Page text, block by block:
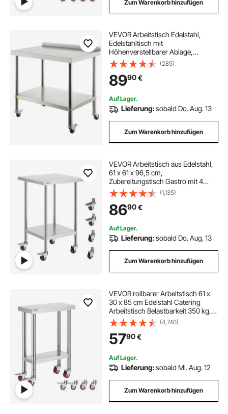
Zum Warenkorb hinzufügen
VEVOR Arbeitstisch Edelstahl,
Edelstahltisch mit
Höhenverstellbarer Ablage,
Küchentisch mit 4 Universalräder
und Aufkantung 91,4 x 61 x 89 cm,
Zubereitungstisch Max. 150 kg + 50
kg Edelstahltisch
(285)
8990€
Auf Lager.
Lieferung:sobald Do. Aug. 13
Zum Warenkorb hinzufügen
VEVOR Arbeitstisch aus Edelstahl,
61 x 61 x 96,5 cm,
Zubereitungstisch Gastro mit 4
Rädern, 3 einstellbaren
Höhenstufen, Arbeitstisch zur
Lebensmittelzubereitung für
gewerbliche Küchen und Restaurant
(1,135)
8690€
Auf Lager.
Lieferung:sobald Do. Aug. 13
Zum Warenkorb hinzufügen
VEVOR rollbarer Arbeitstisch 61 x
30 x 85 cm Edelstahl Catering
Arbeitstisch Belastbarkeit 350 kg,
Lebensmittelzubereitungstisch
gewerblicher Küchentisch für Bar
mit 4 verstellbaren Füßen
(4,740)
5790€
Auf Lager.
Lieferung:sobald Mi. Aug. 12
Zum Warenkorb hinzufügen